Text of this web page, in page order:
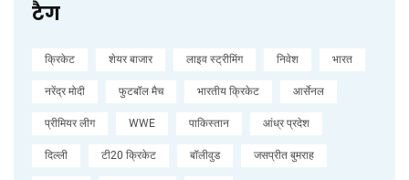
टैग
क्रिकेट शेयर बाजार लाइव स्ट्रीमिंग निवेश भारत
नरेंद्र मोदी फुटबॉल मैच भारतीय क्रिकेट आर्सेनल
प्रीमियर लीग WWE पाकिस्तान आंध्र प्रदेश
दिल्ली टी20 क्रिकेट बॉलीवुड जसप्रीत बुमराह